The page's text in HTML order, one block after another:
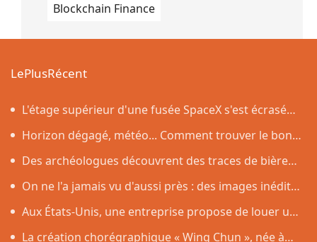
Blockchain Finance
LePlusRécent
L'étage supérieur d'une fusée SpaceX s'est écrasé
sur la Lune, comme prévu par les scientifiques
Horizon dégagé, météo... Comment trouver le bon
endroit pour observer l'éclipse solaire du 12 août
Des archéologues découvrent des traces de bière
vieilles de 4 500 ans dans des poteries rituelles
On ne l'a jamais vu d'aussi près : des images inédites
de la surface du Soleil
Aux États-Unis, une entreprise propose de louer un
robot capable de nettoyer une maison
La création chorégraphique « Wing Chun », née à